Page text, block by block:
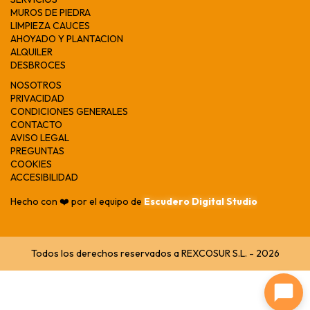
MUROS DE PIEDRA
LIMPIEZA CAUCES
AHOYADO Y PLANTACION
ALQUILER
DESBROCES
NOSOTROS
PRIVACIDAD
CONDICIONES GENERALES
CONTACTO
AVISO LEGAL
PREGUNTAS
COOKIES
ACCESIBILIDAD
Hecho con ❤️ por el equipo de Escudero Digital Studio
Todos los derechos reservados a REXCOSUR S.L. - 2026